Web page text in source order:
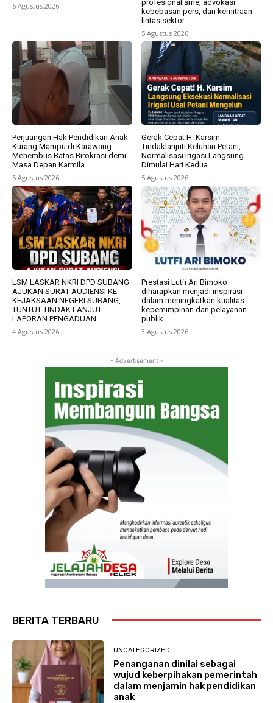
6 Agustus 2026
profesionalisme, advokasi
kebebasan pers, dan kemitraan
lintas sektor.
5 Agustus 2026
Perjuangan Hak Pendidikan Anak
Kurang Mampu di Karawang:
Menembus Batas Birokrasi demi
Masa Depan Karmila
5 Agustus 2026
Gerak Cepat H. Karsim
Tindaklanjuti Keluhan Petani,
Normalisasi Irigasi Langsung
Dimulai Hari Kedua
5 Agustus 2026
LSM LASKAR NKRI DPD SUBANG
AJUKAN SURAT AUDIENSI KE
KEJAKSAAN NEGERI SUBANG,
TUNTUT TINDAK LANJUT
LAPORAN PENGADUAN
4 Agustus 2026
Prestasi Lutfi Ari Bimoko
diharapkan menjadi inspirasi
dalam meningkatkan kualitas
kepemimpinan dan pelayanan
publik
3 Agustus 2026
- Advertisement -
BERITA TERBARU
UNCATEGORIZED
Penanganan dinilai sebagai
wujud keberpihakan pemerintah
dalam menjamin hak pendidikan
anak